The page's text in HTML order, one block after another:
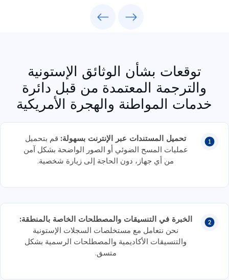
توقعات بشأن الوثائق الإستونية
والترجمة المعتمدة من قبل دائرة
خدمات المواطنة والهجرة الأمريكية
تحميل المستندات عبر الإنترنت بسهولة:قم بتحميل
عمليات المسح الضوئي أو الصور الواضحة بشكل آمن
من أي جهاز، دون الحاجة إلى زيارة شخصية.
الخبرة في التنسيقات والمصطلحات الخاصة بالمنطقة:
نحن نتعامل مع مستخلصات السجلات الإستونية
والتنسيقات الأكاديمية والمصطلحات الرسمية بشكل
متسق.